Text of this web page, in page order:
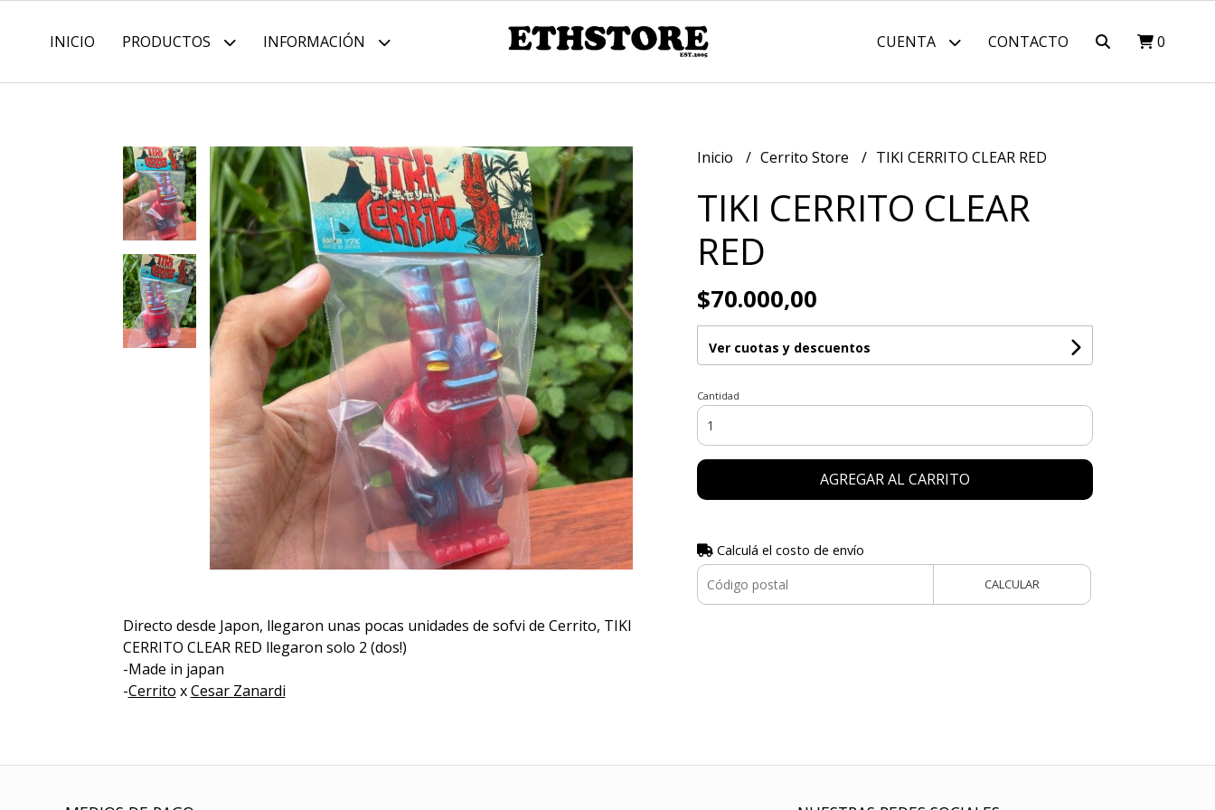
INICIO PRODUCTOS INFORMACIÓN CUENTA CONTACTO 0
Directo desde Japon, llegaron unas pocas unidades de sofvi de Cerrito, TIKI
CERRITO CLEAR RED llegaron solo 2 (dos!)
-Made in japan
-Cerrito xCesar Zanardi
Inicio Cerrito Store TIKI CERRITO CLEAR RED
TIKI CERRITO CLEAR
RED
$70.000,00
Ver cuotas y descuentos
Cantidad
AGREGAR AL CARRITO
Calculá el costo de envío
CALCULAR